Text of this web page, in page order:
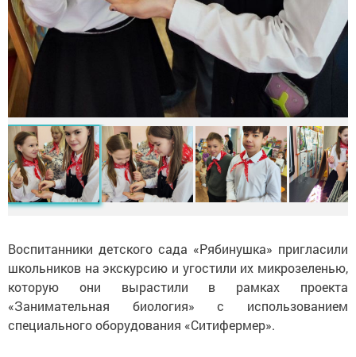
Воспитанники детского сада «Рябинушка» пригласили
школьников на экскурсию и угостили их микрозеленью,
которую они вырастили в рамках проекта
«Занимательная биология» с использованием
специального оборудования «Ситифермер».